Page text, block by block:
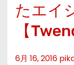
たエイ
【
6月 16, 2016